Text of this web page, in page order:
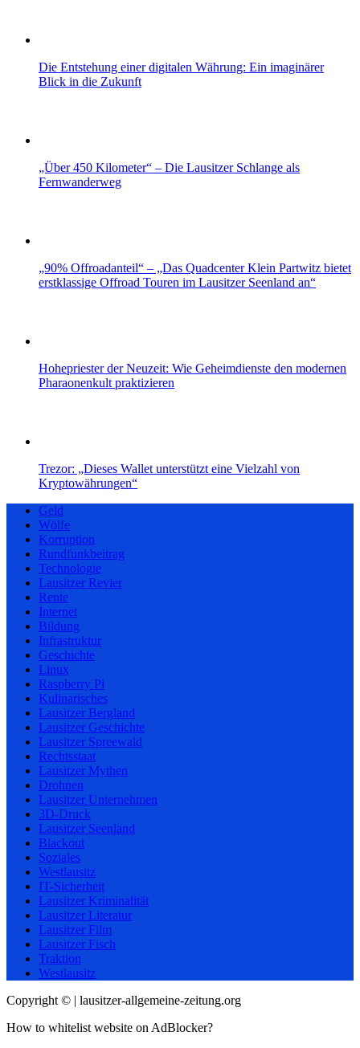
Die Entstehung einer digitalen Währung: Ein imaginärer
Blick in die Zukunft
„Über 450 Kilometer“ – Die Lausitzer Schlange als
Fernwanderweg
„90% Offroadanteil“ – „Das Quadcenter Klein Partwitz bietet
erstklassige Offroad Touren im Lausitzer Seenland an“
Hohepriester der Neuzeit: Wie Geheimdienste den modernen
Pharaonenkult praktizieren
Trezor: „Dieses Wallet unterstützt eine Vielzahl von
Kryptowährungen“
Geld
Wölfe
Korruption
Rundfunkbeitrag
Technologie
Lausitzer Revier
Rente
Internet
Bildung
Infrastruktur
Geschichte
Linux
Raspberry Pi
Kulinarisches
Lausitzer Bergland
Lausitzer Geschichte
Lausitzer Spreewald
Rechtsstaat
Lausitzer Mythen
Drohnen
Lausitzer Unternehmen
3D-Druck
Lausitzer Seenland
Blackout
Soziales
Westlausitz
IT-Sicherheit
Lausitzer Kriminalität
Lausitzer Literatur
Lausitzer Film
Lausitzer Fisch
Traktion
Westlausitz
Copyright © | lausitzer-allgemeine-zeitung.org
How to whitelist website on AdBlocker?